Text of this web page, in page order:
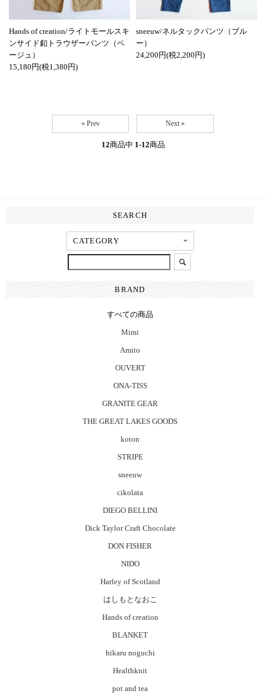
Hands of creation/ライトモールスキ
ンサイド釦トラウザーパンツ（ベ
ージュ）
15,180円(税1,380円)
sneeuw/ネルタックパンツ（ブル
ー）
24,200円(税2,200円)
« Prev Next »
12商品中 1-12商品
SEARCH
BRAND
すべての商品
Mimi
Amito
OUVERT
ONA-TISS
GRANITE GEAR
THE GREAT LAKES GOODS
koton
STRIPE
sneeuw
cikolata
DIEGO BELLINI
Dick Taylor Craft Chocolate
DON FISHER
NIDO
Harley of Scotland
はしもとなおこ
Hands of creation
BLANKET
hikaru noguchi
Healthknit
pot and tea